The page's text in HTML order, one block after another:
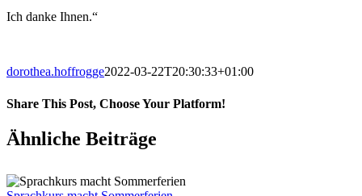
Ich danke Ihnen.“
dorothea.hoffrogge2022-03-22T20:30:33+01:00
Share This Post, Choose Your Platform!
Facebook
X
LinkedIn
Tumblr
Pinterest
Ähnliche Beiträge